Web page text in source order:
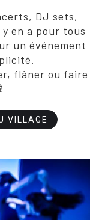
DJ sets,
en a pour tous
un événement
flâner ou faire
VILLAGE